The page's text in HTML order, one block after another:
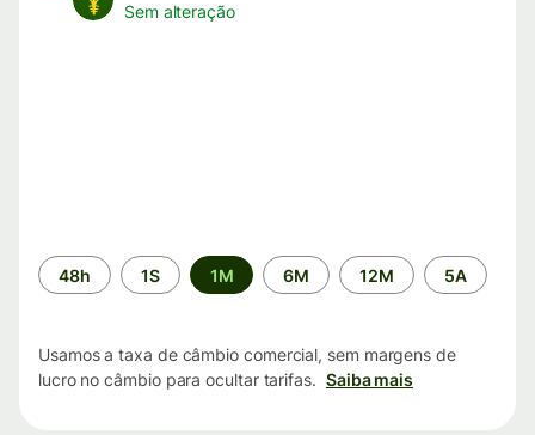
Sem alteração
Período
de
48h 1S 1M 6M 12M 5A
Usamos a taxa de câmbio comercial, sem margens de
lucro no câmbio para ocultar tarifas. Saiba mais